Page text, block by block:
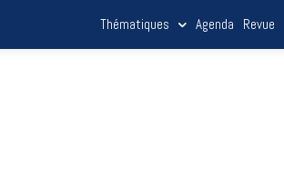
Thématiques Agenda Revue